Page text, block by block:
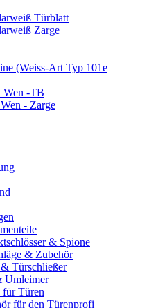
Türblatt
Zarge
(Weiss-Art Typ 101e
Wen -TB
- Zarge
& Spione
& Zubehör
Türschließer
Umleimer
Türen
für den Türenprofi